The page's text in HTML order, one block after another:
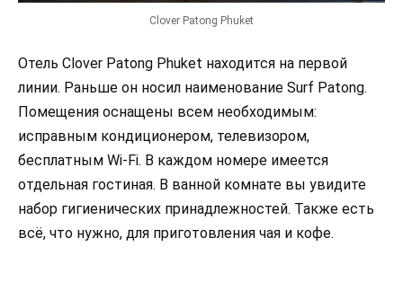
Clover Patong Phuket
Отель Clover Patong Phuket находится на первой
линии. Раньше он носил наименование Surf Patong.
Помещения оснащены всем необходимым:
исправным кондиционером, телевизором,
бесплатным Wi-Fi. В каждом номере имеется
отдельная гостиная. В ванной комнате вы увидите
набор гигиенических принадлежностей. Также есть
всё, что нужно, для приготовления чая и кофе.